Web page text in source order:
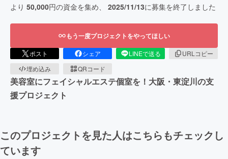
より 50,000円の資金を集め、 2025/11/13に募集を終了しました
もう一度プロジェクトをやってほしい
ポスト シェア LINEで送る
URLコピー
埋め込み
QRコード
美容室にフェイシャルエステ個室を！大阪・東淀川の支
援プロジェクト
このプロジェクトを見た人はこちらもチェックし
ています